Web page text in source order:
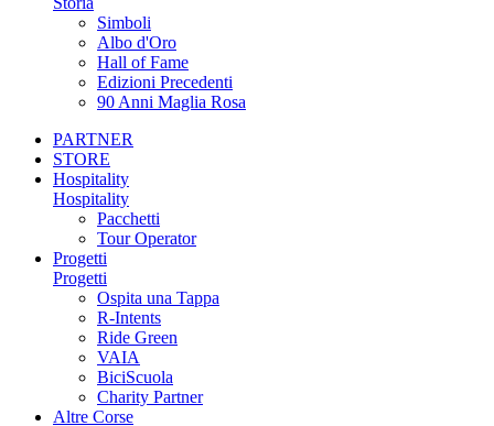
Simboli
Albo d'Oro
Hall of Fame
Edizioni Precedenti
90 Anni Maglia Rosa
PARTNER
STORE
Hospitality
Hospitality
Pacchetti
Tour Operator
Progetti
Progetti
Ospita una Tappa
R-Intents
Ride Green
VAIA
BiciScuola
Charity Partner
Altre Corse